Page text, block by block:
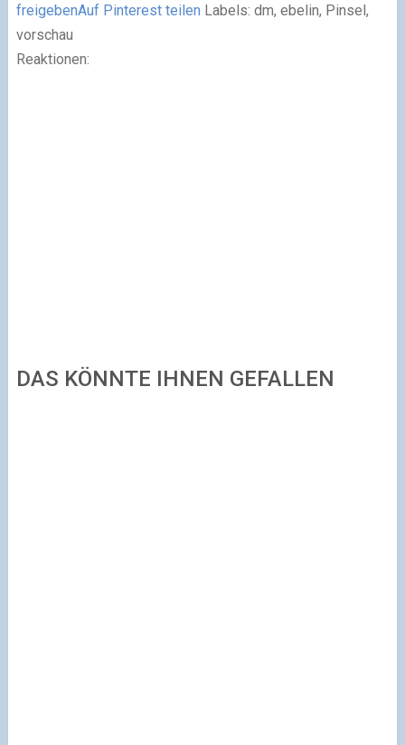
freigebenAuf Pinterest teilen Labels: dm, ebelin, Pinsel,
vorschau
Reaktionen:
DAS KÖNNTE IHNEN GEFALLEN